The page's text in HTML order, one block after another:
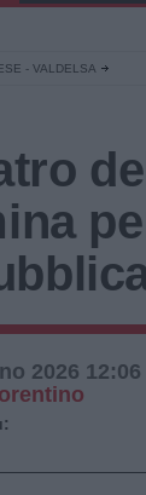
- VALDELSA
2026 12:06